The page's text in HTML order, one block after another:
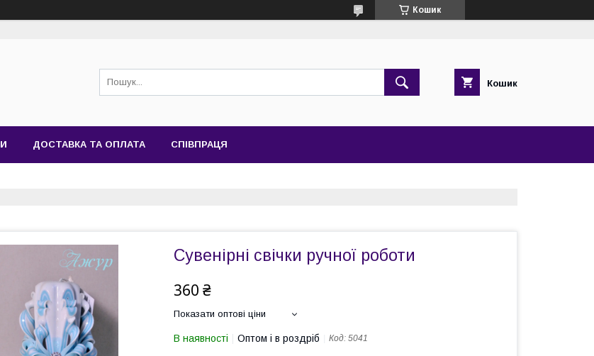
Кошик
Кошик
ДОСТАВКА ТА ОПЛАТА СПІВПРАЦЯ
Сувенірні свічки ручної роботи
360 ₴
Показати оптові ціни
В наявності Оптом і в роздріб Код: 5041